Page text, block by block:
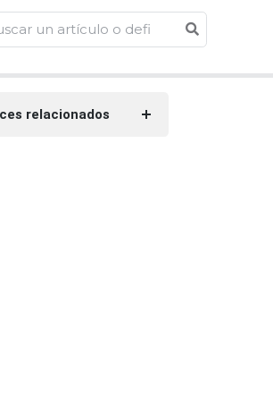
relacionados